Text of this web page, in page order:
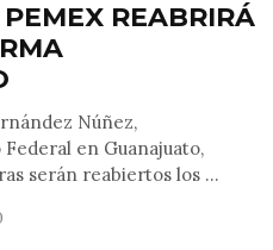
REABRIRÁ
Núñez,
en Guanajuato,
serán reabiertos los ...